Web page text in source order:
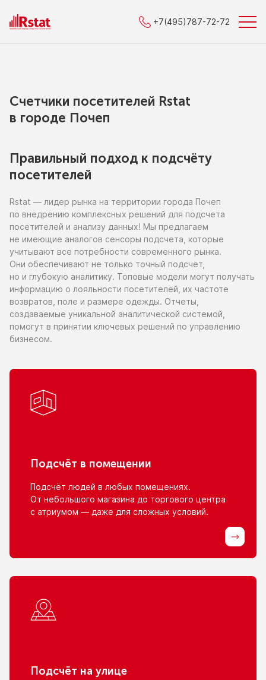
+7(495)787-72-72
Счетчики посетителей Rstat
в городe Почеп
Правильный подход к подсчёту
посетителей
Rstat — лидер рынка на территории города Почеп
по внедрению комплексных решений для подсчета
посетителей и анализу данных! Мы предлагаем
не имеющие аналогов сенсоры подсчета, которые
учитывают все потребности современного рынка.
Они обеспечивают не только точный подсчет,
но и глубокую аналитику. Топовые модели могут получать
информацию о лояльности посетителей, их частоте
возвратов, поле и размере одежды. Отчеты,
создаваемые уникальной аналитической системой,
помогут в принятии ключевых решений по управлению
бизнесом.
Подсчёт в помещении
Подсчёт людей в любых помещениях.
От небольшого магазина до торгового центра
с атриумом — даже для сложных условий.
Подсчёт на улице